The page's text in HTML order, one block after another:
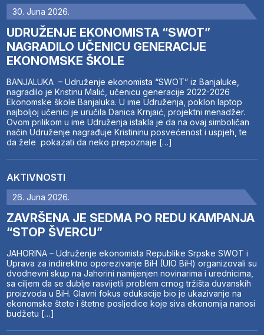
30. Juna 2026.
UDRUŽENJE EKONOMISTA “SWOT”
NAGRADILO UČENICU GENERACIJE
EKONOMSKE ŠKOLE
BANJALUKA – Udruženje ekonomista “SWOT” iz Banjaluke,
nagradilo je Kristinu Malić, učenicu generacije 2022-2026
Ekonomske škole Banjaluka. U ime Udruženja, poklon laptop
najboljoj učenici je uručila Danica Krnjaić, projektni menadžer.
Ovom prilikom u ime Udruženja istakla je da na ovaj simboličan
način Udruženje nagrađuje Kristininu posvećenost i uspjeh, te
da žele pokazati da neko prepoznaje […]
AKTIVNOSTI
26. Juna 2026.
ZAVRŠENA JE SEDMA PO REDU KAMPANJA
“STOP ŠVERCU”
JAHORINA – Udruženje ekonomista Republike Srpske SWOT i
Uprava za indirektno oporezivanje BiH (UIO BiH) organizovali su
dvodnevni skup na Jahorini namijenjen novinarima i urednicima,
sa ciljem da se dublje rasvijetli problem crnog tržišta duvanskih
proizvoda u BiH. Glavni fokus edukacije bio je ukazivanje na
ekonomske štete i štetne posljedice koje siva ekonomija nanosi
budžetu […]